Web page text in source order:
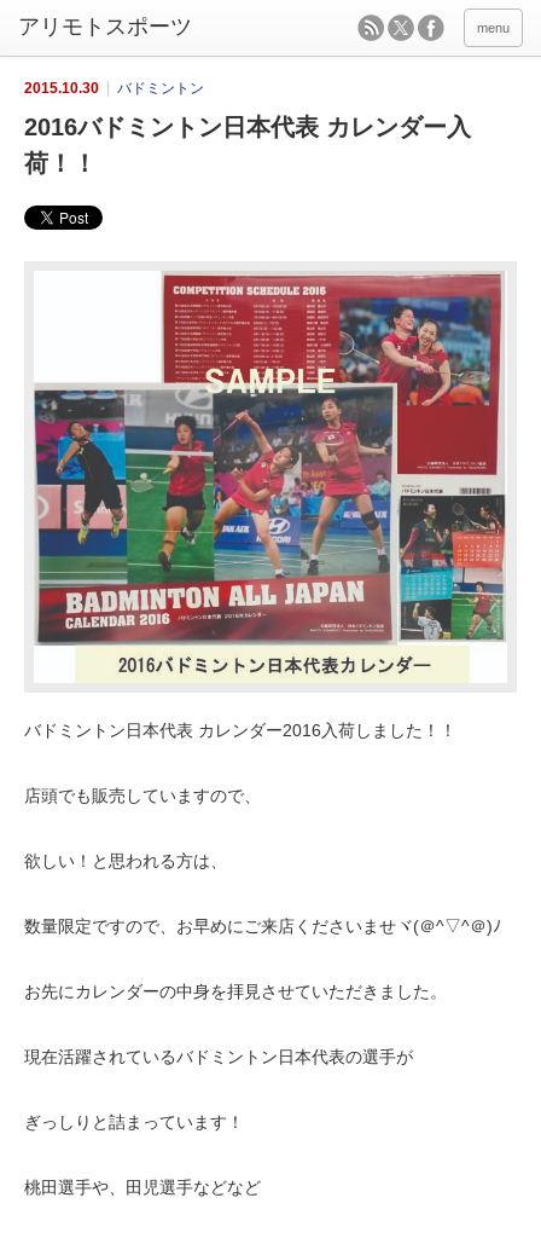
menu
2015.10.30 バドミントン
2016バドミントン日本代表 カレンダー入
荷！！
バドミントン日本代表 カレンダー2016入荷しました！！
店頭でも販売していますので、
欲しい！と思われる方は、
数量限定ですので、お早めにご来店くださいませヾ(＠^▽^＠)ﾉ
お先にカレンダーの中身を拝見させていただきました。
現在活躍されているバドミントン日本代表の選手が
ぎっしりと詰まっています！
桃田選手や、田児選手などなど